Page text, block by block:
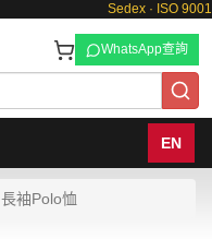
Sedex · ISO 9001
WhatsApp查詢
EN
長袖Polo恤